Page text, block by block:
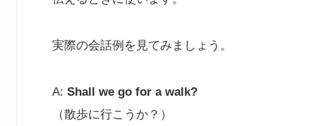
実際の会話例を見てみましょう。
A: Shall we go for a walk?
（散歩に行こうか？）